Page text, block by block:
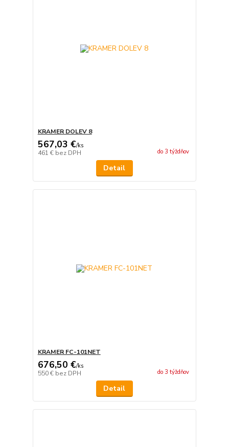
KRAMER DOLEV 8
567,03 €/ks
461 € bez DPH do 3 týždňov
Detail
KRAMER FC-101NET
676,50 €/ks
550 € bez DPH do 3 týždňov
Detail